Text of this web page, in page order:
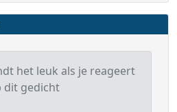
het leuk als je reageert
dit gedicht